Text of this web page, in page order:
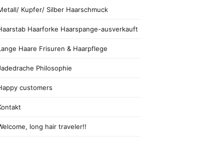
Kupfer/ Silber Haarschmuck
Haarforke Haarspange-ausverkauft
Haare Frisuren & Haarpflege
Philosophie
customers
long hair traveler!!